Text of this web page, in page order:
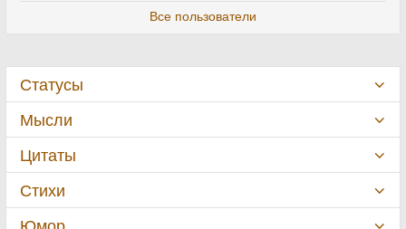
Все пользователи
Статусы
Мысли
Цитаты
Стихи